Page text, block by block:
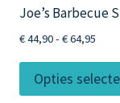
Joe’s Barbecue
€44,90- €64,95
tot
€
Opties